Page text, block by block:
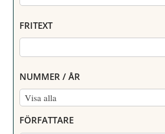
FRITEXT
NUMMER / ÅR
Visa alla
N
M
FÖRFATTARE